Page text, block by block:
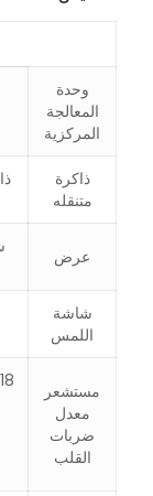
وحدة
المعالجة
المركزية
ذاكرة
متنقله
عرض
شاشة
اللمس
مستشعر
معدل
ضربات
القلب